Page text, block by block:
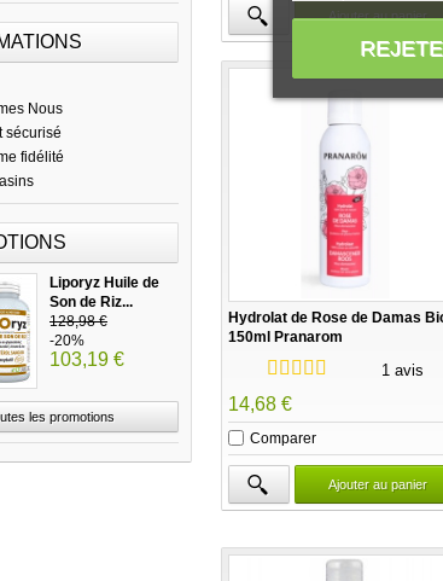
Nous
sécurisé
fidélité
Liporyz Huile de
Son de Riz...
128,98 €
-20%
103,19 €
les promotions
Ajouter au panier
Hydrolat de Rose de Damas
150ml Pranarom
1 avis
14,68 €
Comparer
Ajouter au panier